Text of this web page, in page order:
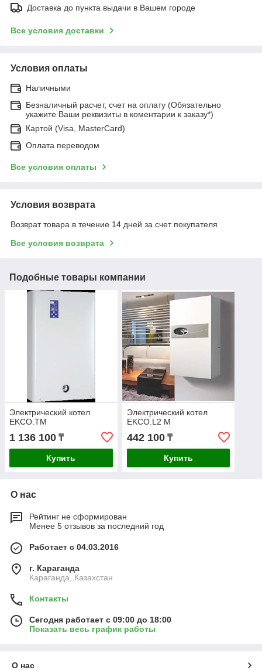
Доставка до пункта выдачи в Вашем городе
Все условия доставки
Условия оплаты
Наличными
Безналичный расчет, счет на оплату (Обязательно
укажите Ваши реквизиты в коментарии к заказу*)
Картой (Visa, MasterCard)
Оплата переводом
Все условия оплаты
Условия возврата
Возврат товара в течение 14 дней за счет покупателя
Все условия возврата
Подобные товары компании
Электрический котел
EKCO.TM
1 136 100 ₸
Купить
Электрический котел
EKCO.L2 M
442 100₸
Купить
О нас
Рейтинг не сформирован
Менее 5 отзывов за последний год
Работает с 04.03.2016
г. Караганда
Караганда, Казахстан
Контакты
Сегодня работает с 09:00 до 18:00
Показать весь график работы
О нас